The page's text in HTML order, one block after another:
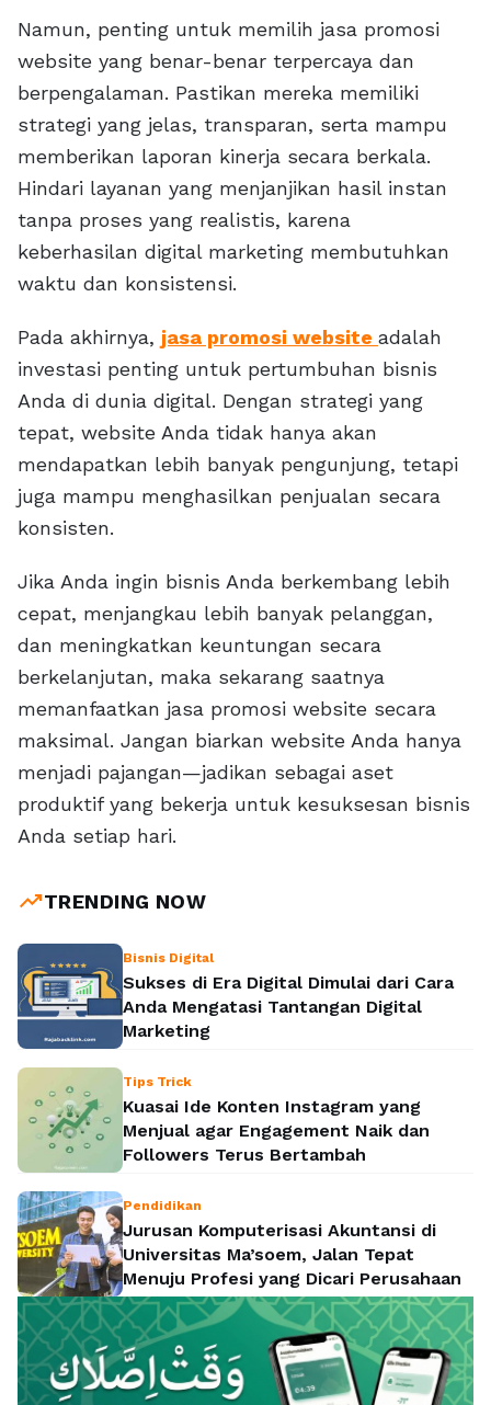
Namun, penting untuk memilih jasa promosi
website yang benar-benar terpercaya dan
berpengalaman. Pastikan mereka memiliki
strategi yang jelas, transparan, serta mampu
memberikan laporan kinerja secara berkala.
Hindari layanan yang menjanjikan hasil instan
tanpa proses yang realistis, karena
keberhasilan digital marketing membutuhkan
waktu dan konsistensi.
Pada akhirnya, jasa promosi website adalah
investasi penting untuk pertumbuhan bisnis
Anda di dunia digital. Dengan strategi yang
tepat, website Anda tidak hanya akan
mendapatkan lebih banyak pengunjung, tetapi
juga mampu menghasilkan penjualan secara
konsisten.
Jika Anda ingin bisnis Anda berkembang lebih
cepat, menjangkau lebih banyak pelanggan,
dan meningkatkan keuntungan secara
berkelanjutan, maka sekarang saatnya
memanfaatkan jasa promosi website secara
maksimal. Jangan biarkan website Anda hanya
menjadi pajangan—jadikan sebagai aset
produktif yang bekerja untuk kesuksesan bisnis
Anda setiap hari.
trending_upTRENDING NOW
Bisnis Digital
Sukses di Era Digital Dimulai dari Cara
Anda Mengatasi Tantangan Digital
Marketing
Tips Trick
Kuasai Ide Konten Instagram yang
Menjual agar Engagement Naik dan
Followers Terus Bertambah
Pendidikan
Jurusan Komputerisasi Akuntansi di
Universitas Ma’soem, Jalan Tepat
Menuju Profesi yang Dicari Perusahaan